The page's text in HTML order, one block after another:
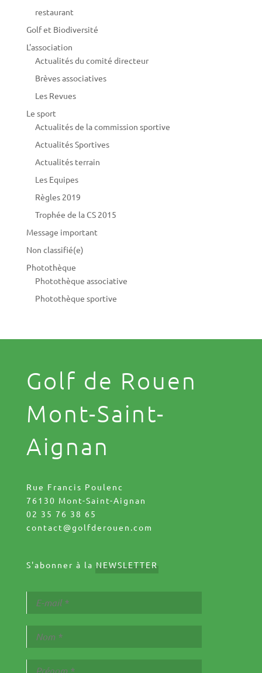
restaurant
Golf et Biodiversité
L'association
Actualités du comité directeur
Brèves associatives
Les Revues
Le sport
Actualités de la commission sportive
Actualités Sportives
Actualités terrain
Les Equipes
Règles 2019
Trophée de la CS 2015
Message important
Non classifié(e)
Photothèque
Photothèque associative
Photothèque sportive
Golf de Rouen
Mont-Saint-
Aignan
Rue Francis Poulenc
76130 Mont-Saint-Aignan
02 35 76 38 65
contact@golfderouen.com
S'abonner à la NEWSLETTER